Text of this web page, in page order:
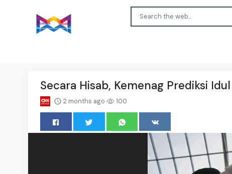
Secara Hisab, Kemenag Prediksi
2 months ago 100